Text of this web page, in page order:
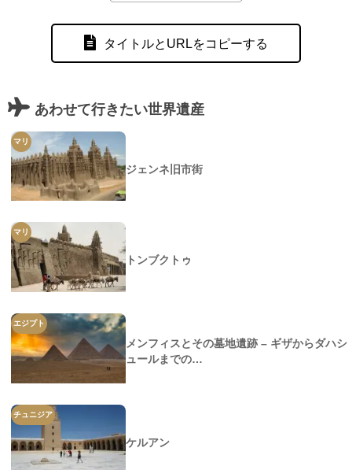
タイトルとURLをコピーする
あわせて行きたい世界遺産
マリ
ジェンネ旧市街
マリ
トンブクトゥ
エジプト
メンフィスとその墓地遺跡 – ギザからダハシ
ュールまでの…
チュニジア
ケルアン